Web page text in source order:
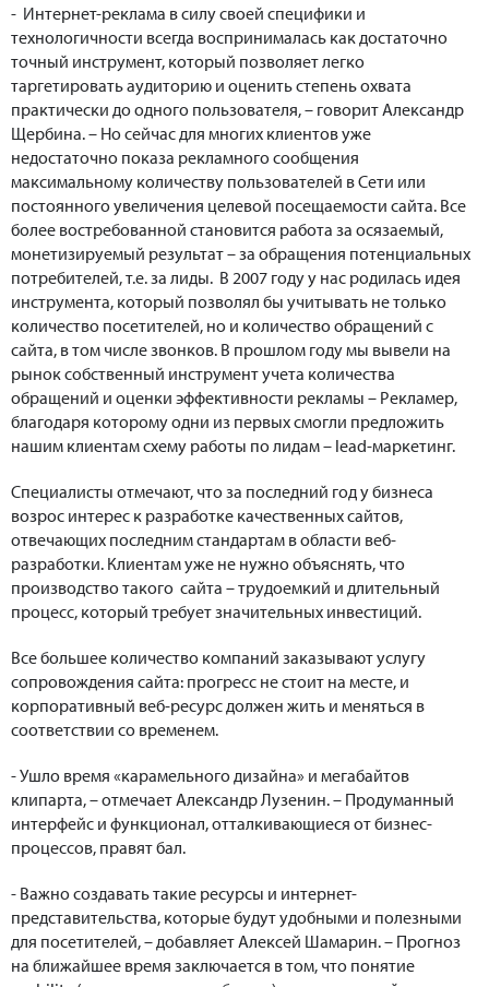
- Интернет-реклама в силу своей специфики и
технологичности всегда воспринималась как достаточно
точный инструмент, который позволяет легко
таргетировать аудиторию и оценить степень охвата
практически до одного пользователя, – говорит Александр
Щербина. – Но сейчас для многих клиентов уже
недостаточно показа рекламного сообщения
максимальному количеству пользователей в Сети или
постоянного увеличения целевой посещаемости сайта. Все
более востребованной становится работа за осязаемый,
монетизируемый результат – за обращения потенциальных
потребителей, т.е. за лиды. В 2007 году у нас родилась идея
инструмента, который позволял бы учитывать не только
количество посетителей, но и количество обращений с
сайта, в том числе звонков. В прошлом году мы вывели на
рынок собственный инструмент учета количества
обращений и оценки эффективности рекламы – Рекламер,
благодаря которому одни из первых смогли предложить
нашим клиентам схему работы по лидам – lead-маркетинг.
Специалисты отмечают, что за последний год у бизнеса
возрос интерес к разработке качеcтвенных сайтов,
отвечающих последним стандартам в области веб-
разработки. Клиентам уже не нужно объяснять, что
производство такого сайта – трудоемкий и длительный
процесс, который требует значительных инвестиций.
Все большее количество компаний заказывают услугу
сопровождения сайта: прогресс не стоит на месте, и
корпоративный веб-ресурс должен жить и меняться в
соответствии со временем.
- Ушло время «карамельного дизайна» и мегабайтов
клипарта, – отмечает Александр Лузенин. – Продуманный
интерфейс и функционал, отталкивающиеся от бизнес-
процессов, правят бал.
- Важно создавать такие ресурсы и интернет-
представительства, которые будут удобными и полезными
для посетителей, – добавляет Алексей Шамарин. – Прогноз
на ближайшее время заключается в том, что понятие